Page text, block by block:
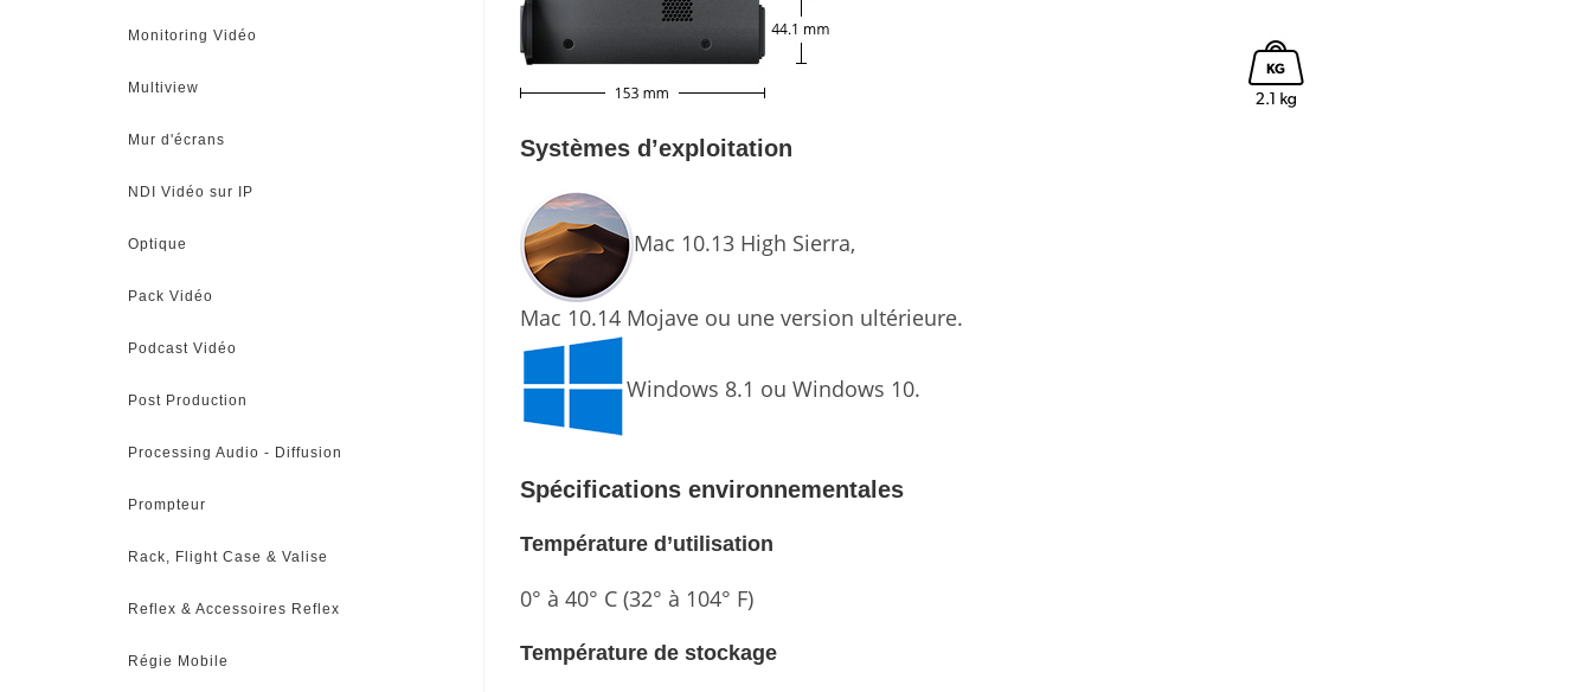
Systèmes d’exploitation
Mac 10.13 High Sierra,
Mac 10.14 Mojave ou une version ultérieure.
Windows 8.1 ou Windows 10.
Spécifications environnementales
Température d’utilisation
0° à 40° C (32° à 104° F)
Température de stockage
Monitoring Vidéo
Multiview
Mur d'écrans
NDI Vidéo sur IP
Optique
Pack Vidéo
Podcast Vidéo
Post Production
Processing Audio - Diffusion
Prompteur
Rack, Flight Case & Valise
Reflex & Accessoires Reflex
Régie Mobile